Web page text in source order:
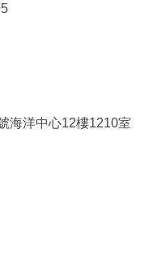
海洋中心12樓1210室